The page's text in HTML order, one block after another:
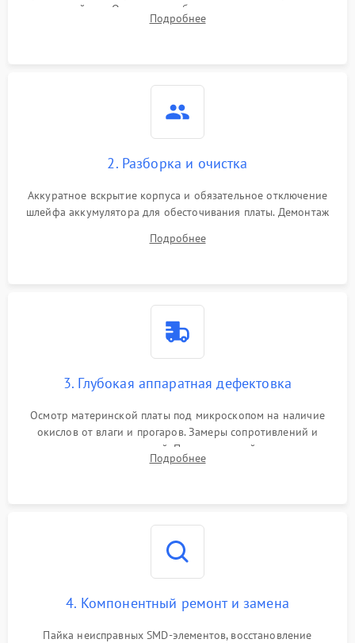
устройства. Оценка потребления тока с помощью
лабораторного блока питания для локализации проблемы.
Подробнее
2. Разборка и очистка
Аккуратное вскрытие корпуса и обязательное отключение
шлейфа аккумулятора для обесточивания платы. Демонтаж
высохшей термопасты с кристаллов чипов.
Подробнее
3. Глубокая аппаратная дефектовка
Осмотр материнской платы под микроскопом на наличие
окислов от влаги и прогаров. Замеры сопротивлений и
дежурных напряжений. Проверка цепей питания,
мультиконтроллера, процессора и видеочипа.
Подробнее
4. Компонентный ремонт и замена
Пайка неисправных SMD-элементов, восстановление